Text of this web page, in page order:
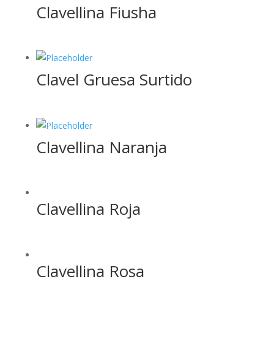
Clavellina Fiusha
Clavel Gruesa Surtido
Clavellina Naranja
Clavellina Roja
Clavellina Rosa